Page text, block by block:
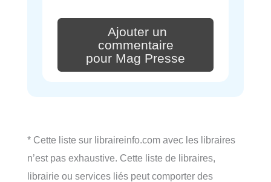
Ajouter un
commentaire
pour Mag Presse
* Cette liste sur libraireinfo.com avec les libraires
n’est pas exhaustive. Cette liste de libraires,
librairie ou services liés peut comporter des